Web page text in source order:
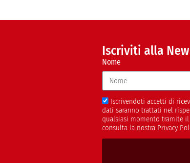
Iscriviti alla
Nome
Iscrivendoti accetti di
dati saranno trattati nel
qualsiasi momento tramite
consulta la nostra Privacy